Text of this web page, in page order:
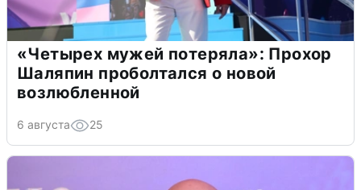
«Четырех мужей потеряла»: Прохор
Шаляпин проболтался о новой
возлюбленной
6 августа 25